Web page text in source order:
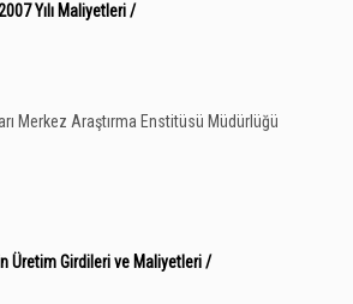
Yılı Maliyetleri /
Merkez Araştırma Enstitüsü Müdürlüğü
Üretim Girdileri ve Maliyetleri /